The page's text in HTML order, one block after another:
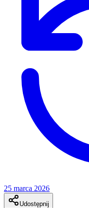
25 marca 2026
Udostępnij